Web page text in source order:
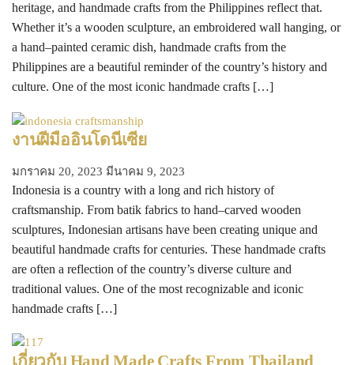
heritage, and handmade crafts from the Philippines reflect that.
Whether it’s a wooden sculpture, an embroidered wall hanging, or
a hand–painted ceramic dish, handmade crafts from the
Philippines are a beautiful reminder of the country’s history and
culture. One of the most iconic handmade crafts […]
งานฝีมืออินโดนีเซีย
มกราคม 20, 2023 มีนาคม 9, 2023
Indonesia is a country with a long and rich history of
craftsmanship. From batik fabrics to hand–carved wooden
sculptures, Indonesian artisans have been creating unique and
beautiful handmade crafts for centuries. These handmade crafts
are often a reflection of the country’s diverse culture and
traditional values. One of the most recognizable and iconic
handmade crafts […]
เกี่ยวกับ Hand Made Crafts From Thailand